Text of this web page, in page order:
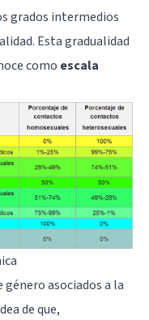
grados intermedios
Esta gradualidad
como escala
géneroasociados a la
de que,